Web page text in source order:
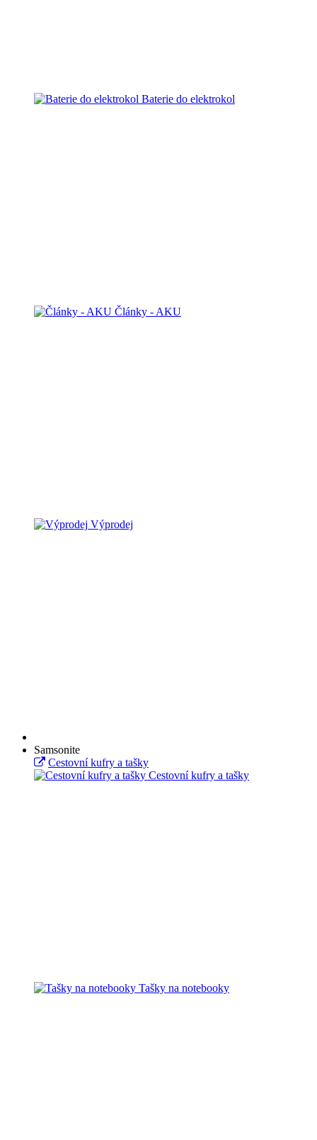
Baterie do elektrokol
Články - AKU
Výprodej
Samsonite
Cestovní kufry a tašky
Cestovní kufry a tašky
Tašky na notebooky